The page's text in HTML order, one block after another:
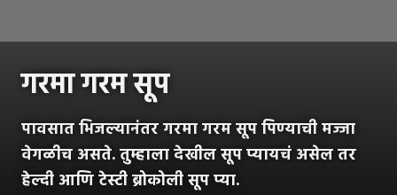
गरमा गरम सूप
पावसात भिजल्यानंतर गरमा गरम सूप पिण्याची मज्जा
वेगळीच असते. तुम्हाला देखील सूप प्यायचं असेल तर
हेल्दी आणि टेस्टी ब्रोकोली सूप प्या.